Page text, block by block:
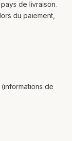
de livraison.
du paiement,
de